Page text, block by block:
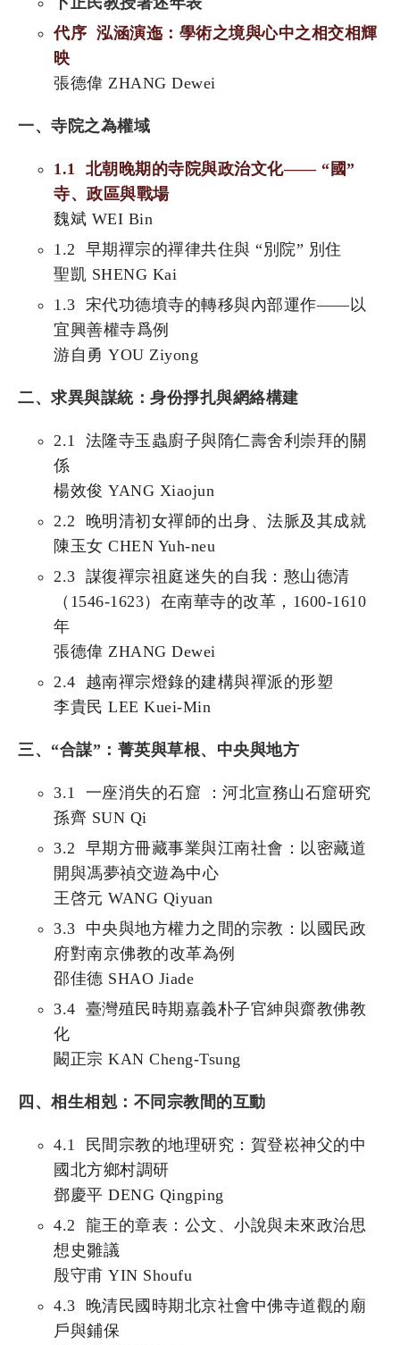
代序 泓涵演迤：學術之境與心中之相交相輝
映
張德偉 ZHANG Dewei
一、寺院之為權域
1.1 北朝晚期的寺院與政治文化—— “國”
寺、政區與戰場
魏斌 WEI Bin
1.2 早期禪宗的禪律共住與 “別院” 別住
聖凱 SHENG Kai
1.3 宋代功德墳寺的轉移與內部運作——以
宜興善權寺爲例
游自勇 YOU Ziyong
二、求異與謀統：身份掙扎與網絡構建
2.1 法隆寺玉蟲廚子與隋仁壽舍利崇拜的關
係
楊效俊 YANG Xiaojun
2.2 晚明清初女禪師的出身、法脈及其成就
陳玉女 CHEN Yuh-neu
2.3 謀復禪宗祖庭迷失的自我：憨山德清
（1546-1623）在南華寺的改革，1600-1610
年
張德偉 ZHANG Dewei
2.4 越南禪宗燈錄的建構與禪派的形塑
李貴民 LEE Kuei-Min
三、“合謀”：菁英與草根、中央與地方
3.1 一座消失的石窟 ：河北宣務山石窟研究
孫齊 SUN Qi
3.2 早期方冊藏事業與江南社會：以密藏道
開與馮夢禎交遊為中心
王啓元 WANG Qiyuan
3.3 中央與地方權力之間的宗教：以國民政
府對南京佛教的改革為例
邵佳德 SHAO Jiade
3.4 臺灣殖民時期嘉義朴子官紳與齋教佛教
化
闞正宗 KAN Cheng-Tsung
四、相生相剋：不同宗教間的互動
4.1 民間宗教的地理研究：賀登崧神父的中
國北方鄉村調研
鄧慶平 DENG Qingping
4.2 龍王的章表：公文、小說與未來政治思
想史雛議
殷守甫 YIN Shoufu
4.3 晚清民國時期北京社會中佛寺道觀的廟
戶與鋪保